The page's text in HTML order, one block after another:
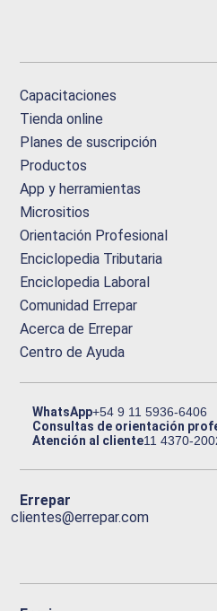
Capacitaciones
Tienda online
Planes de suscripción
Productos
App y herramientas
Micrositios
Orientación Profesional
Enciclopedia Tributaria
Enciclopedia Laboral
Comunidad Errepar
Acerca de Errepar
Centro de Ayuda
WhatsApp+54 9 11 5936-6406
Consultas de orientación
Atención al cliente11 4370-
Errepar
clientes@errepar.com